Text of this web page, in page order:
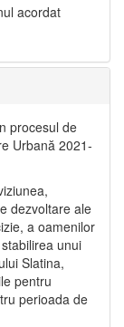
acordat
procesul de
Urbană 2021‐
dezvoltare ale
a oamenilor
unui
Slatina,
pentru
perioada de